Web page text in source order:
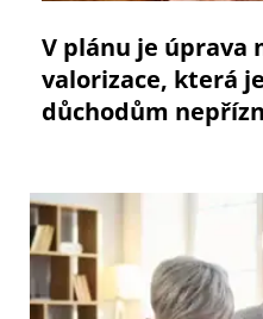
V plánu je úprava
valorizace, která
důchodům